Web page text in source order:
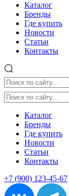
Каталог
Бренды
Где купить
Новости
Статьи
Контакты
Каталог
Бренды
Где купить
Новости
Статьи
Контакты
+7 (900) 123-45-67